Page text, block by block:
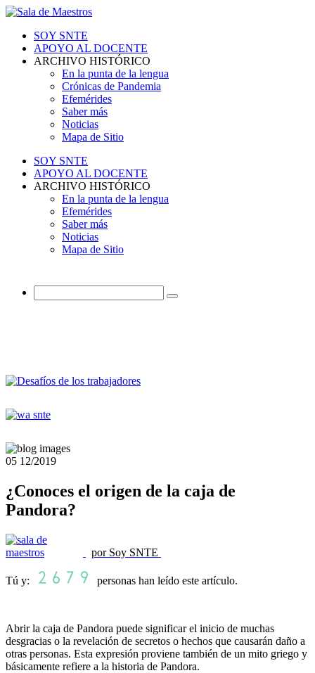
SOY SNTE
APOYO AL DOCENTE
ARCHIVO HISTÓRICO
En la punta de la lengua
Crónicas de Pandemia
Efemérides
Saber más
Noticias
Mapa de Sitio
SOY SNTE
APOYO AL DOCENTE
ARCHIVO HISTÓRICO
En la punta de la lengua
Efemérides
Saber más
Noticias
Mapa de Sitio
05 12/2019
¿Conoces el origen de la caja de
Pandora?
por Soy SNTE
Tú y: personas han leído este artículo.
Abrir la caja de Pandora puede significar el inicio de muchas
desgracias o la revelación de secretos o hechos que causarán daño a
otras personas. Esta expresión proviene también de un mito griego y
básicamente refiere a la historia de Pandora.